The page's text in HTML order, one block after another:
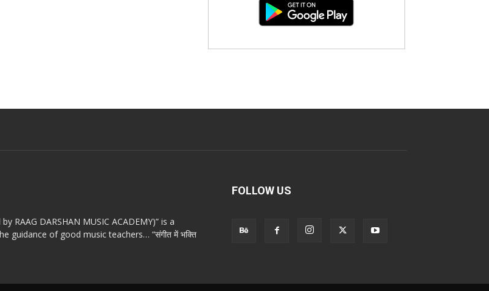
RAAG DARSHAN MUSIC ACADEMY)” is a
guidance of good music teachers… “संगीत में भक्ति
FOLLOW US